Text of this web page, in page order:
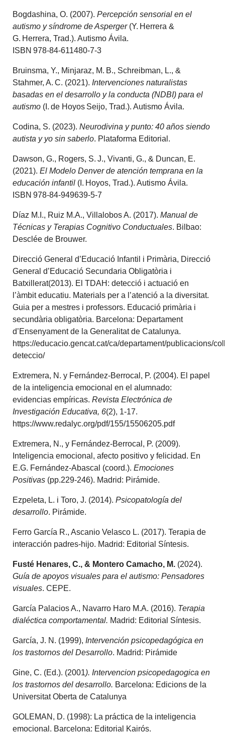
Bogdashina, O. (2007).Percepción sensorial en el
autismo y síndrome de Asperger(Y. Herrera &
G. Herrera, Trad.). Autismo Ávila.
ISBN 978‑84‑611480‑7‑3
Bruinsma, Y., Minjaraz, M. B., Schreibman, L., &
Stahmer, A. C. (2021). Intervenciones naturalistas
basadas en el desarrollo y la conducta (NDBI) para el
autismo (I. de Hoyos Seijo, Trad.). Autismo Ávila.
Codina, S. (2023).Neurodivina y punto: 40 años siendo
autista y yo sin saberlo. Plataforma Editorial.
Dawson, G., Rogers, S. J., Vivanti, G., & Duncan, E.
(2021).El Modelo Denver de atención temprana en la
educación infantil (I. Hoyos, Trad.). Autismo Ávila.
ISBN 978‑84‑949639‑5‑7
Díaz M.I., Ruiz M.A., Villalobos A. (2017).Manual de
Técnicas y Terapias Cognitivo Conductuales. Bilbao:
Desclée de Brouwer.
Direcció General d’Educació Infantil i Primària, Direcció
General d’Educació Secundaria Obligatòria i
Batxillerat(2013). El TDAH: detecció i actuació en
l’àmbit educatiu. Materials per a l’atenció a la diversitat.
Guia per a mestres i professors. Educació primària i
secundària obligatòria. Barcelona: Departament
d’Ensenyament de la Generalitat de Catalunya.
https://educacio.gencat.cat/ca/departament/publicacions/
deteccio/
Extremera, N. y Fernández-Berrocal, P. (2004). El papel
de la inteligencia emocional en el alumnado:
evidencias empíricas.Revista Electrónica de
Investigación Educativa, 6(2), 1-17.
https://www.redalyc.org/pdf/155/15506205.pdf
Extremera, N., y Fernández-Berrocal, P. (2009).
Inteligencia emocional, afecto positivo y felicidad. En
E.G. Fernández-Abascal (coord.).Emociones
Positivas (pp.229-246). Madrid: Pirámide.
Ezpeleta, L. i Toro, J. (2014).Psicopatología del
desarrollo. Pirámide.
Ferro García R., Ascanio Velasco L. (2017). Terapia de
interacción padres-hijo. Madrid: Editorial Síntesis.
Fusté Henares, C., & Montero Camacho, M. (2024).
Guía de apoyos visuales para el autismo: Pensadores
visuales. CEPE.
García Palacios A., Navarro Haro M.A. (2016). Terapia
dialéctica comportamental. Madrid: Editorial Síntesis.
García, J. N. (1999), Intervención psicopedagógica en
los trastornos del Desarrollo. Madrid: Pirámide
Gine, C. (Ed.). (2001). Intervencion psicopedagogica en
los trastornos del desarrollo. Barcelona: Edicions de la
Universitat Oberta de Catalunya
GOLEMAN, D. (1998): La práctica de la inteligencia
emocional. Barcelona: Editorial Kairós.